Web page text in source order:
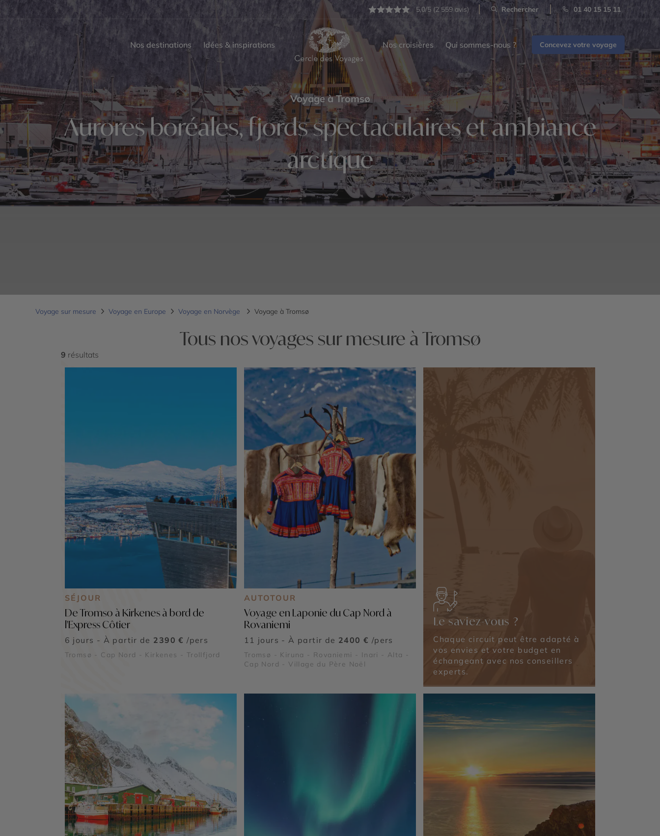
5,0/5 (2 559 avis) Rechercher 01 40 15 15 11
Nos destinations Idées & inspirations Nos croisières Qui sommes-nous ? Concevez votre voyage
Voyage à Tromsø
Aurores boréales, fjords spectaculaires et ambiance
arctique
Voyage sur mesure Voyage en Europe Voyage en Norvège Voyage à Tromsø
Tous nos voyages sur mesure à Tromsø
9 résultats
SÉJOUR
De Tromso à Kirkenes à bord de
l'Express Côtier
6 jours - À partir de 2390 € /pers
Tromsø - Cap Nord - Kirkenes - Trollfjord
AUTOTOUR
Voyage en Laponie du Cap Nord à
Rovaniemi
11 jours - À partir de 2400 € /pers
Tromsø - Kiruna - Rovaniemi - Inari - Alta -
Cap Nord - Village du Père Noël
Le saviez-vous ?
Chaque circuit peut être adapté à
vos envies et votre budget en
échangeant avec nos conseillers
experts.